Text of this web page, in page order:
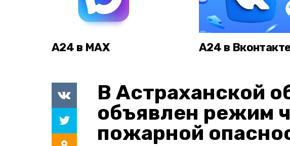
А24 в MAX А24 в Вконтакте
В Астраханской
объявлен режим
пожарной